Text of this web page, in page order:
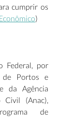
cumprir os
)
Federal, por
Portos e
da Agência
Civil (Anac),
de